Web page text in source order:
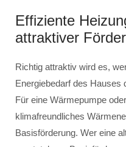
Effiziente
attraktiver
Richtig attraktiv wird es,
Energiebedarf des Hauses
Für eine Wärmepumpe
klimafreundliches
Basisförderung. Wer eine